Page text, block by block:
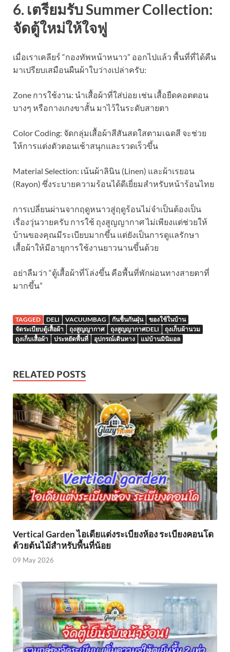
6. เตรียมรับ Summer Collection:
จัดตู้ใหม่ให้ใจฟู
เมื่อเราเคลียร์ “กองทัพหน้าหนาว” ออกไปแล้ว พื้นที่ที่ได้คืน
มาเปรียบเสมือนผืนผ้าใบว่างเปล่าครับ:
Zone การใช้งาน: นำเสื้อผ้าที่ใส่บ่อย เช่น เสื้อยืดคอตตอน
บางๆ หรือกางเกงขาสั้น มาไว้ในระดับสายตา
Color Coding: จัดกลุ่มเสื้อผ้าสีสันสดใสตามเฉดสี จะช่วย
ให้การแต่งตัวตอนเช้าสนุกและรวดเร็วขึ้น
Material Selection: เน้นผ้าลินิน (Linen) และผ้าเรยอน
(Rayon) ซึ่งระบายความร้อนได้ดีเยี่ยมสำหรับหน้าร้อนไทย
การเปลี่ยนผ่านจากฤดูหนาวสู่ฤดูร้อนไม่จำเป็นต้องเป็น
เรื่องวุ่นวายครับ การใช้ ถุงสูญญากาศ ไม่เพียงแต่ช่วยให้
บ้านของคุณมีระเบียบมากขึ้น แต่ยังเป็นการดูแลรักษา
เสื้อผ้าให้มีอายุการใช้งานยาวนานขึ้นด้วย
อย่าลืมว่า “ตู้เสื้อผ้าที่โล่งขึ้น คือพื้นที่พักผ่อนทางสายตาที่
มากขึ้น”
TAGGED DELI VACUUMBAG กันชื้นกันฝุ่น
ของใช้ในบ้าน
จัดระเบียบตู้เสื้อผ้า
ถุงสูญญากาศ ถุงสูญญากาศDELI
ถุงเก็บผ้านวม
ถุงเก็บเสื้อผ้า
ประหยัดพื้นที่ อุปกรณ์เดินทาง แม่บ้านมินิมอล
RELATED POSTS
Vertical Garden ไอเดียแต่งระเบียงห้อง ระเบียงคอนโด
ด้วยต้นไม้สำหรับพื้นที่น้อย
09 May 2026